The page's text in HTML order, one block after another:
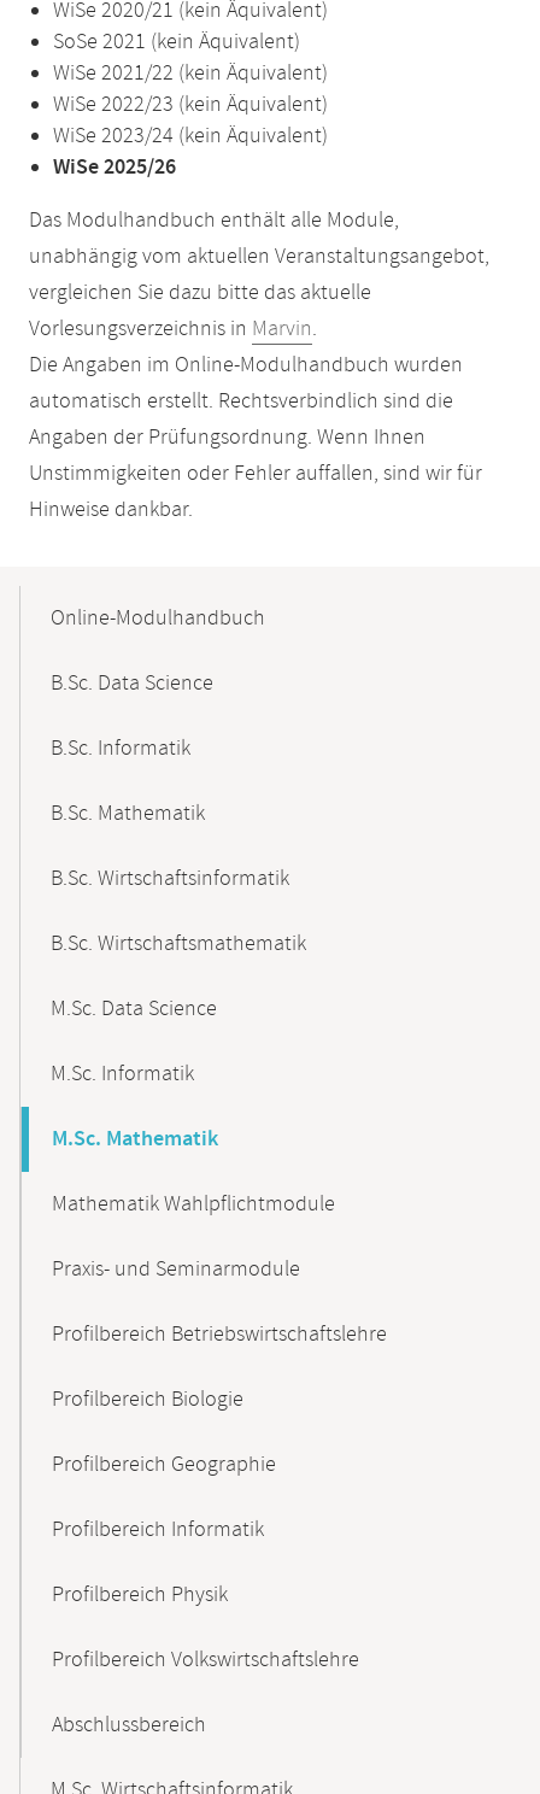
WiSe 2020/21 (kein Äquivalent)
SoSe 2021 (kein Äquivalent)
WiSe 2021/22 (kein Äquivalent)
WiSe 2022/23 (kein Äquivalent)
WiSe 2023/24 (kein Äquivalent)
WiSe 2025/26
Das Modulhandbuch enthält alle Module,
unabhängig vom aktuellen Veranstaltungsangebot,
vergleichen Sie dazu bitte das aktuelle
Vorlesungsverzeichnis in Marvin.
Die Angaben im Online-Modulhandbuch wurden
automatisch erstellt. Rechtsverbindlich sind die
Angaben der Prüfungsordnung. Wenn Ihnen
Unstimmigkeiten oder Fehler auffallen, sind wir für
Hinweise dankbar.
NavigationOnline-Modulhandbuch
B.Sc. Data Science
B.Sc. Informatik
B.Sc. Mathematik
B.Sc. Wirtschaftsinformatik
B.Sc. Wirtschaftsmathematik
M.Sc. Data Science
M.Sc. Informatik
M.Sc. Mathematik
Mathematik Wahlpflichtmodule
Praxis- und Seminarmodule
Profilbereich Betriebswirtschaftslehre
Profilbereich Biologie
Profilbereich Geographie
Profilbereich Informatik
Profilbereich Physik
Profilbereich Volkswirtschaftslehre
Abschlussbereich